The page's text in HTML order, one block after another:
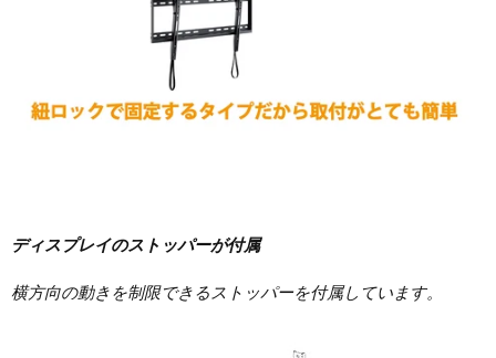
ディスプレイのストッパーが付属
横方向の動きを制限できるストッパーを付属しています。